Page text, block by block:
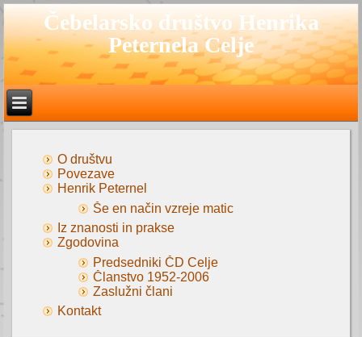
Čebelarsko društvo Henrika
Peternela Celje
O društvu
Povezave
Henrik Peternel
Še en način vzreje matic
Iz znanosti in prakse
Zgodovina
Predsedniki ČD Celje
Članstvo 1952-2006
Zaslužni člani
Kontakt